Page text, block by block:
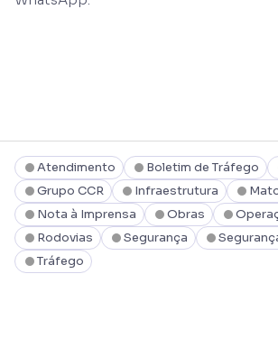
Atendimento Boletim de Tráfego
Grupo CCR
Infraestrutura
Nota à Imprensa
Obras
Rodovias
Segurança
Tráfego